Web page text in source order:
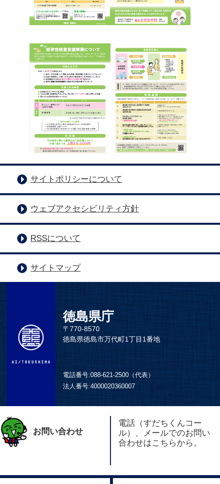
サイトポリシーについて
ウェブアクセシビリティ方針
RSSについて
サイトマップ
徳島県庁
〒770-8570
徳島県徳島市万代町1丁目1番地
電話番号:088-621-2500（代表）
法人番号:4000020360007
お問い合わせ
電話（すだちくんコー
ル）、メールでのお問い
合わせはこちらから。